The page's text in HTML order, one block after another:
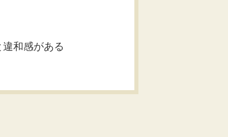
和感がある